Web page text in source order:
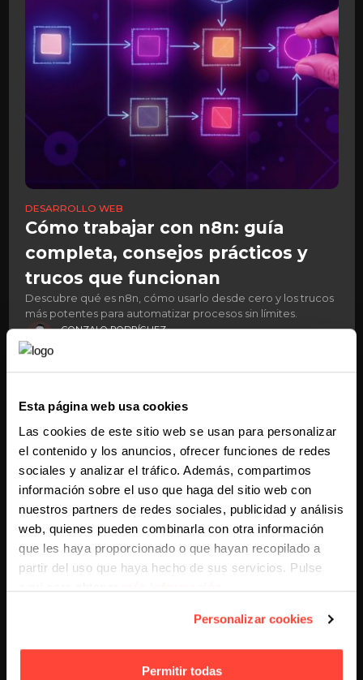
Esta página web usa cookies
Las cookies de este sitio web se usan para personalizar
el contenido y los anuncios, ofrecer funciones de redes
sociales y analizar el tráfico. Además, compartimos
información sobre el uso que haga del sitio web con
nuestros partners de redes sociales, publicidad y análisis
web, quienes pueden combinarla con otra información
que les haya proporcionado o que hayan recopilado a
partir del uso que haya hecho de sus servicios. Pulse
Personalizar cookies
Permitir todas
DESARROLLO WEB
Cómo trabajar con n8n: guía
completa, consejos prácticos y
trucos que funcionan
Descubre qué es n8n, cómo usarlo desde cero y los trucos
más potentes para automatizar procesos sin límites.
GONZALO RODRÍGUEZ